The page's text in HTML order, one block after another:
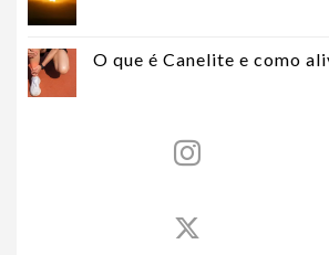
O que é Canelite e como